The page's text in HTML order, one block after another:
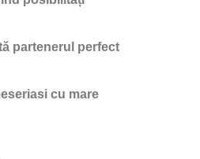
partenerul perfect
cu mare